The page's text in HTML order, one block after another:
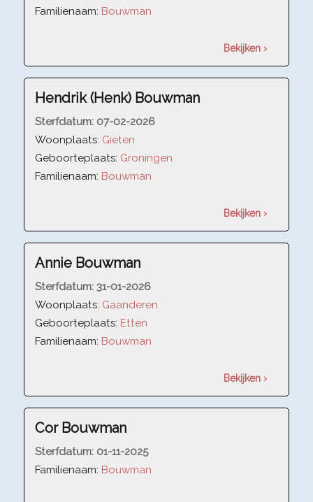
Familienaam: Bouwman
Bekijken ›
Hendrik (Henk) Bouwman
Sterfdatum: 07-02-2026
Woonplaats: Gieten
Geboorteplaats: Groningen
Familienaam: Bouwman
Bekijken ›
Annie Bouwman
Sterfdatum: 31-01-2026
Woonplaats: Gaanderen
Geboorteplaats: Etten
Familienaam: Bouwman
Bekijken ›
Cor Bouwman
Sterfdatum: 01-11-2025
Familienaam: Bouwman